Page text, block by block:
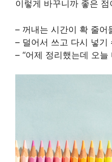
이렇게 바꾸니까 좋은
– 꺼내는 시간이 확 줄어
– 덜어서 쓰고 다시 넣기
– “어제 정리했는데 오